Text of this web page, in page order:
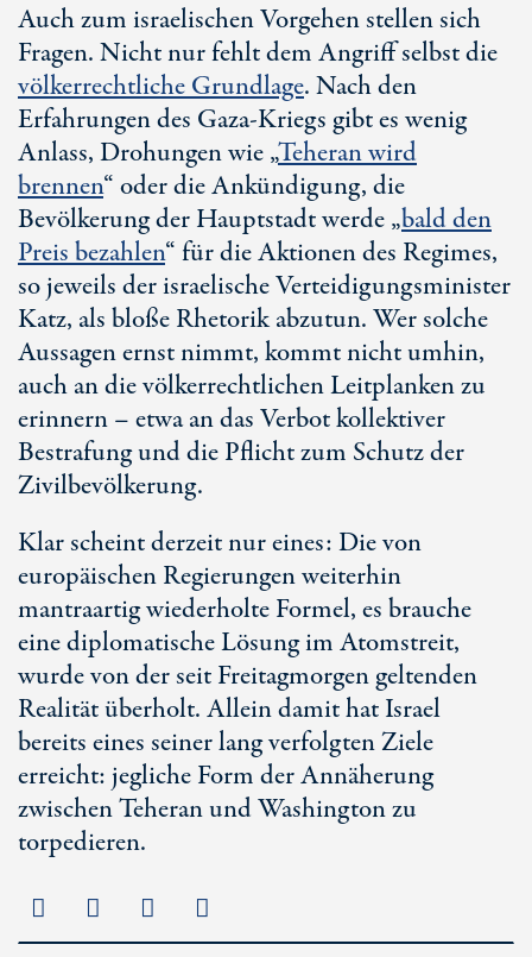
Auch zum israelischen Vorgehen stellen sich
Fragen. Nicht nur fehlt dem Angriff selbst die
völkerrechtliche Grundlage. Nach den
Erfahrungen des Gaza-Kriegs gibt es wenig
Anlass, Drohungen wie „Teheran wird
brennen“ oder die Ankündigung, die
Bevölkerung der Hauptstadt werde „bald den
Preis bezahlen“ für die Aktionen des Regimes,
so jeweils der israelische Verteidigungsminister
Katz, als bloße Rhetorik abzutun. Wer solche
Aussagen ernst nimmt, kommt nicht umhin,
auch an die völkerrechtlichen Leitplanken zu
erinnern – etwa an das Verbot kollektiver
Bestrafung und die Pflicht zum Schutz der
Zivilbevölkerung.
Klar scheint derzeit nur eines: Die von
europäischen Regierungen weiterhin
mantraartig wiederholte Formel, es brauche
eine diplomatische Lösung im Atomstreit,
wurde von der seit Freitagmorgen geltenden
Realität überholt. Allein damit hat Israel
bereits eines seiner lang verfolgten Ziele
erreicht: jegliche Form der Annäherung
zwischen Teheran und Washington zu
torpedieren.